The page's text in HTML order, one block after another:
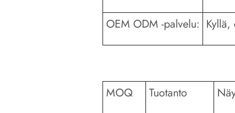
OEM ODM -palvelu: Kyllä,
MOQ Tuotanto